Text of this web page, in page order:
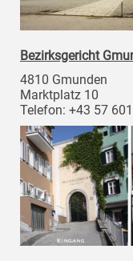
Bezirksgericht
4810 Gmunden
Marktplatz 10
Telefon: +43 57